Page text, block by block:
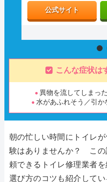
公式サイト
こんな症状は
異物を流してしまった
水があふれそう／引か
朝の忙しい時間にトイレ
験はありませんか？ この
頼できるトイレ修理業者
選び方のコツも紹介して